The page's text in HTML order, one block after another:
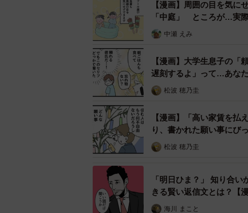
【漫画】周囲の目を気に
「中庭」 ところが…実
中瀬 えみ
【漫画】大学生息子の「
遅刻するよ」って…あな
松波 穂乃圭
【漫画】「高い家賃を払
り、書かれた願い事にび
松波 穂乃圭
「明日ひま？」 知り合
きる賢い返信文とは？【漫
海川 まこと